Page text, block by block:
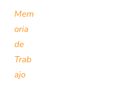
Mem
oria
de
Trab
ajo